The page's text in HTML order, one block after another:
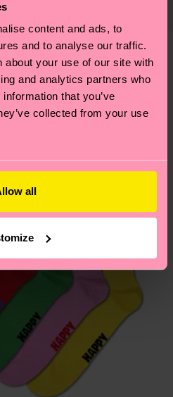
content and ads, to
and to analyse our traffic.
about your use of our site with
and analytics partners who
that you’ve
collected from your use
all
descubrirlo todo y
Pásate por nuestra página
días laborables. Ten en
estimación y que el
según el servicio
devoluciones? Visita
para ver las
más frecuentes.